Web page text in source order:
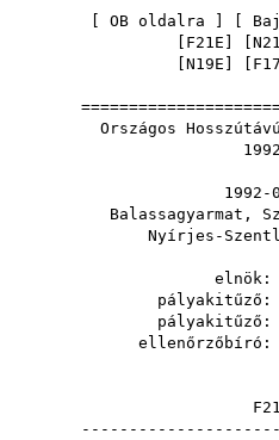
OB oldalra
F21E
N19E
Országos
1992-
Balassagyarmat,
Nyírjes-
elnök:
pályakitűző:
pályakitűző:
ellenőrzőbíró: